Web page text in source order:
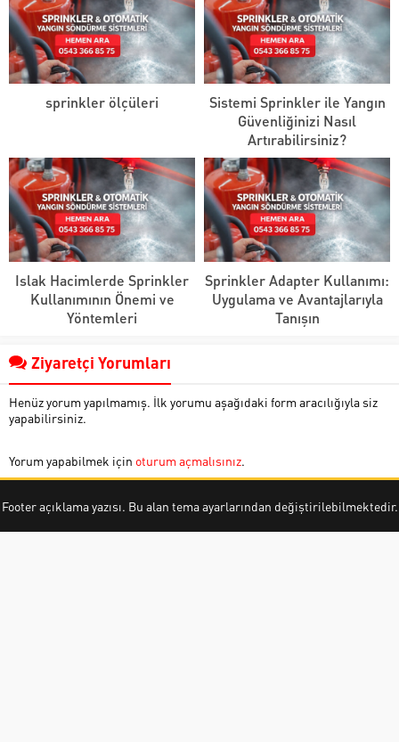
sprinkler ölçüleri
Sistemi Sprinkler ile Yangın
Güvenliğinizi Nasıl
Artırabilirsiniz?
Islak Hacimlerde Sprinkler
Kullanımının Önemi ve
Yöntemleri
Sprinkler Adapter Kullanımı:
Uygulama ve Avantajlarıyla
Tanışın
Ziyaretçi Yorumları
Henüz yorum yapılmamış. İlk yorumu aşağıdaki form aracılığıyla siz
yapabilirsiniz.
Yorum yapabilmek için oturum açmalısınız.
Footer açıklama yazısı. Bu alan tema ayarlarından değiştirilebilmektedir.